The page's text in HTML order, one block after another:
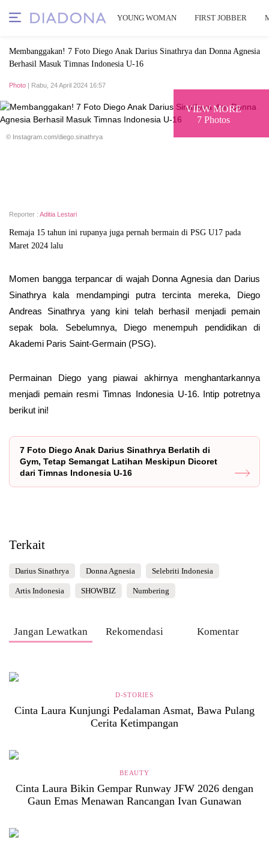
YOUNG WOMAN FIRST JOBBER
Membanggakan! 7 Foto Diego Anak Darius Sinathrya dan Donna Agnesia
Berhasil Masuk Timnas Indonesia U-16
Photo | Rabu, 24 April 2024 16:57
VIEW MORE
7 Photos
© Instagram.com/diego.sinathrya
Reporter : Aditia Lestari
Remaja 15 tahun ini rupanya juga pernah bermain di PSG U17 pada
Maret 2024 lalu
Momen bangga terpancar di wajah Donna Agnesia dan Darius
Sinathrya kala mendampingi putra tercinta mereka, Diego
Andreas Sinathrya yang kini telah berhasil menjadi pemain
sepak bola. Sebelumnya, Diego menempuh pendidikan di
Akademi Paris Saint-Germain (PSG).
Permainan Diego yang piawai akhirnya menghantarkannya
menjadi pemain resmi Timnas Indonesia U-16. Intip potretnya
berikut ini!
7 Foto Diego Anak Darius Sinathrya Berlatih di
Gym, Tetap Semangat Latihan Meskipun Dicoret
dari Timnas Indonesia U-16
Terkait
Darius Sinathrya Donna Agnesia Selebriti Indonesia
Artis Indonesia SHOWBIZ Numbering
Jangan Lewatkan Rekomendasi Komentar
D-STORIES
Cinta Laura Kunjungi Pedalaman Asmat, Bawa Pulang
Cerita Ketimpangan
BEAUTY
Cinta Laura Bikin Gempar Runway JFW 2026 dengan
Gaun Emas Menawan Rancangan Ivan Gunawan